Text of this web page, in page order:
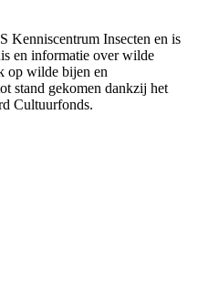
Kenniscentrum Insecten en is
en informatie over wilde
op wilde bijen en
stand gekomen dankzij het
Cultuurfonds.